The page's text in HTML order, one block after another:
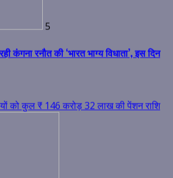
को कुल ₹ 146 करोड़ 32 लाख की पेंशन राशि